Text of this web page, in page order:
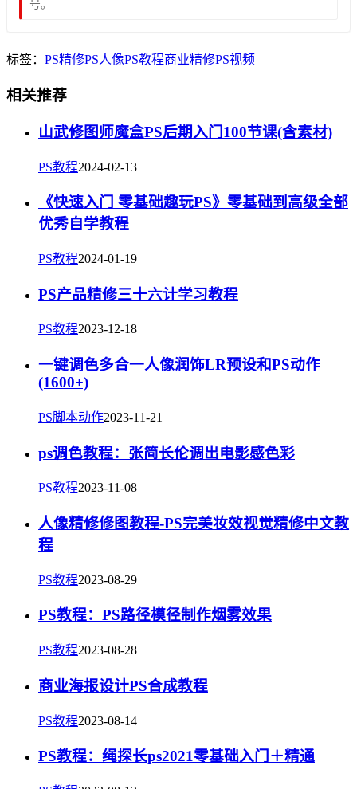
号。
标签： PS精修PS人像PS教程商业精修PS视频
相关推荐
山武修图师魔盒PS后期入门100节课(含素材)
PS教程2024-02-13
《快速入门 零基础趣玩PS》零基础到高级全部
优秀自学教程
PS教程2024-01-19
PS产品精修三十六计学习教程
PS教程2023-12-18
一键调色多合一人像润饰LR预设和PS动作
(1600+)
PS脚本动作2023-11-21
ps调色教程：张简长伦调出电影感色彩
PS教程2023-11-08
人像精修修图教程-PS完美妆效视觉精修中文教
程
PS教程2023-08-29
PS教程：PS路径模径制作烟雾效果
PS教程2023-08-28
商业海报设计PS合成教程
PS教程2023-08-14
PS教程：绳探长ps2021零基础入门＋精通